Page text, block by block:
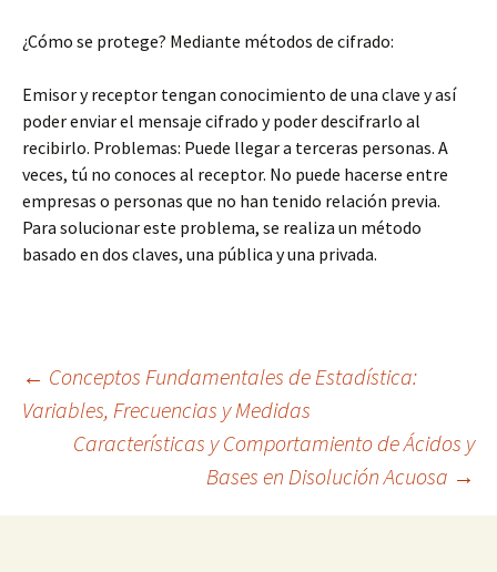
¿Cómo se protege? Mediante métodos de cifrado:
Emisor y receptor tengan conocimiento de una clave y así
poder enviar el mensaje cifrado y poder descifrarlo al
recibirlo. Problemas: Puede llegar a terceras personas. A
veces, tú no conoces al receptor. No puede hacerse entre
empresas o personas que no han tenido relación previa.
Para solucionar este problema, se realiza un método
basado en dos claves, una pública y una privada.
Navegación
entradas
← Conceptos Fundamentales de Estadística:
Variables, Frecuencias y Medidas
Características y Comportamiento de Ácidos y
Bases en Disolución Acuosa →